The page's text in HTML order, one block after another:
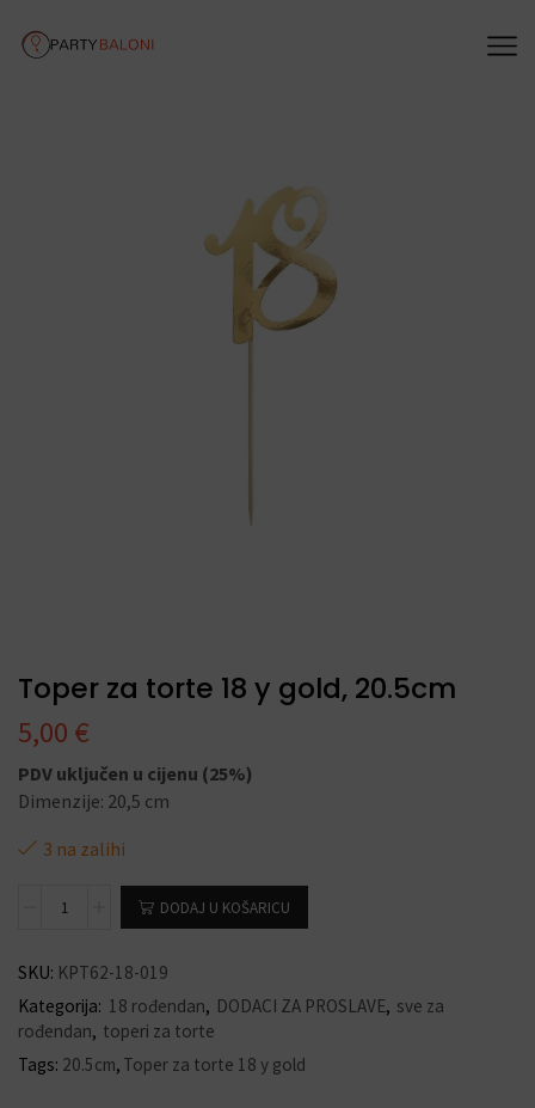
Toper za torte 18 y gold, 20.5cm
5,00 €
PDV uključen u cijenu (25%)
Dimenzije: 20,5 cm
3 na zalihi
DODAJ U KOŠARICU
SKU: KPT62-18-019
Kategorija: 18 rođendan, DODACI ZA PROSLAVE, sve za
rođendan, toperi za torte
Tags: 20.5cm, Toper za torte 18 y gold